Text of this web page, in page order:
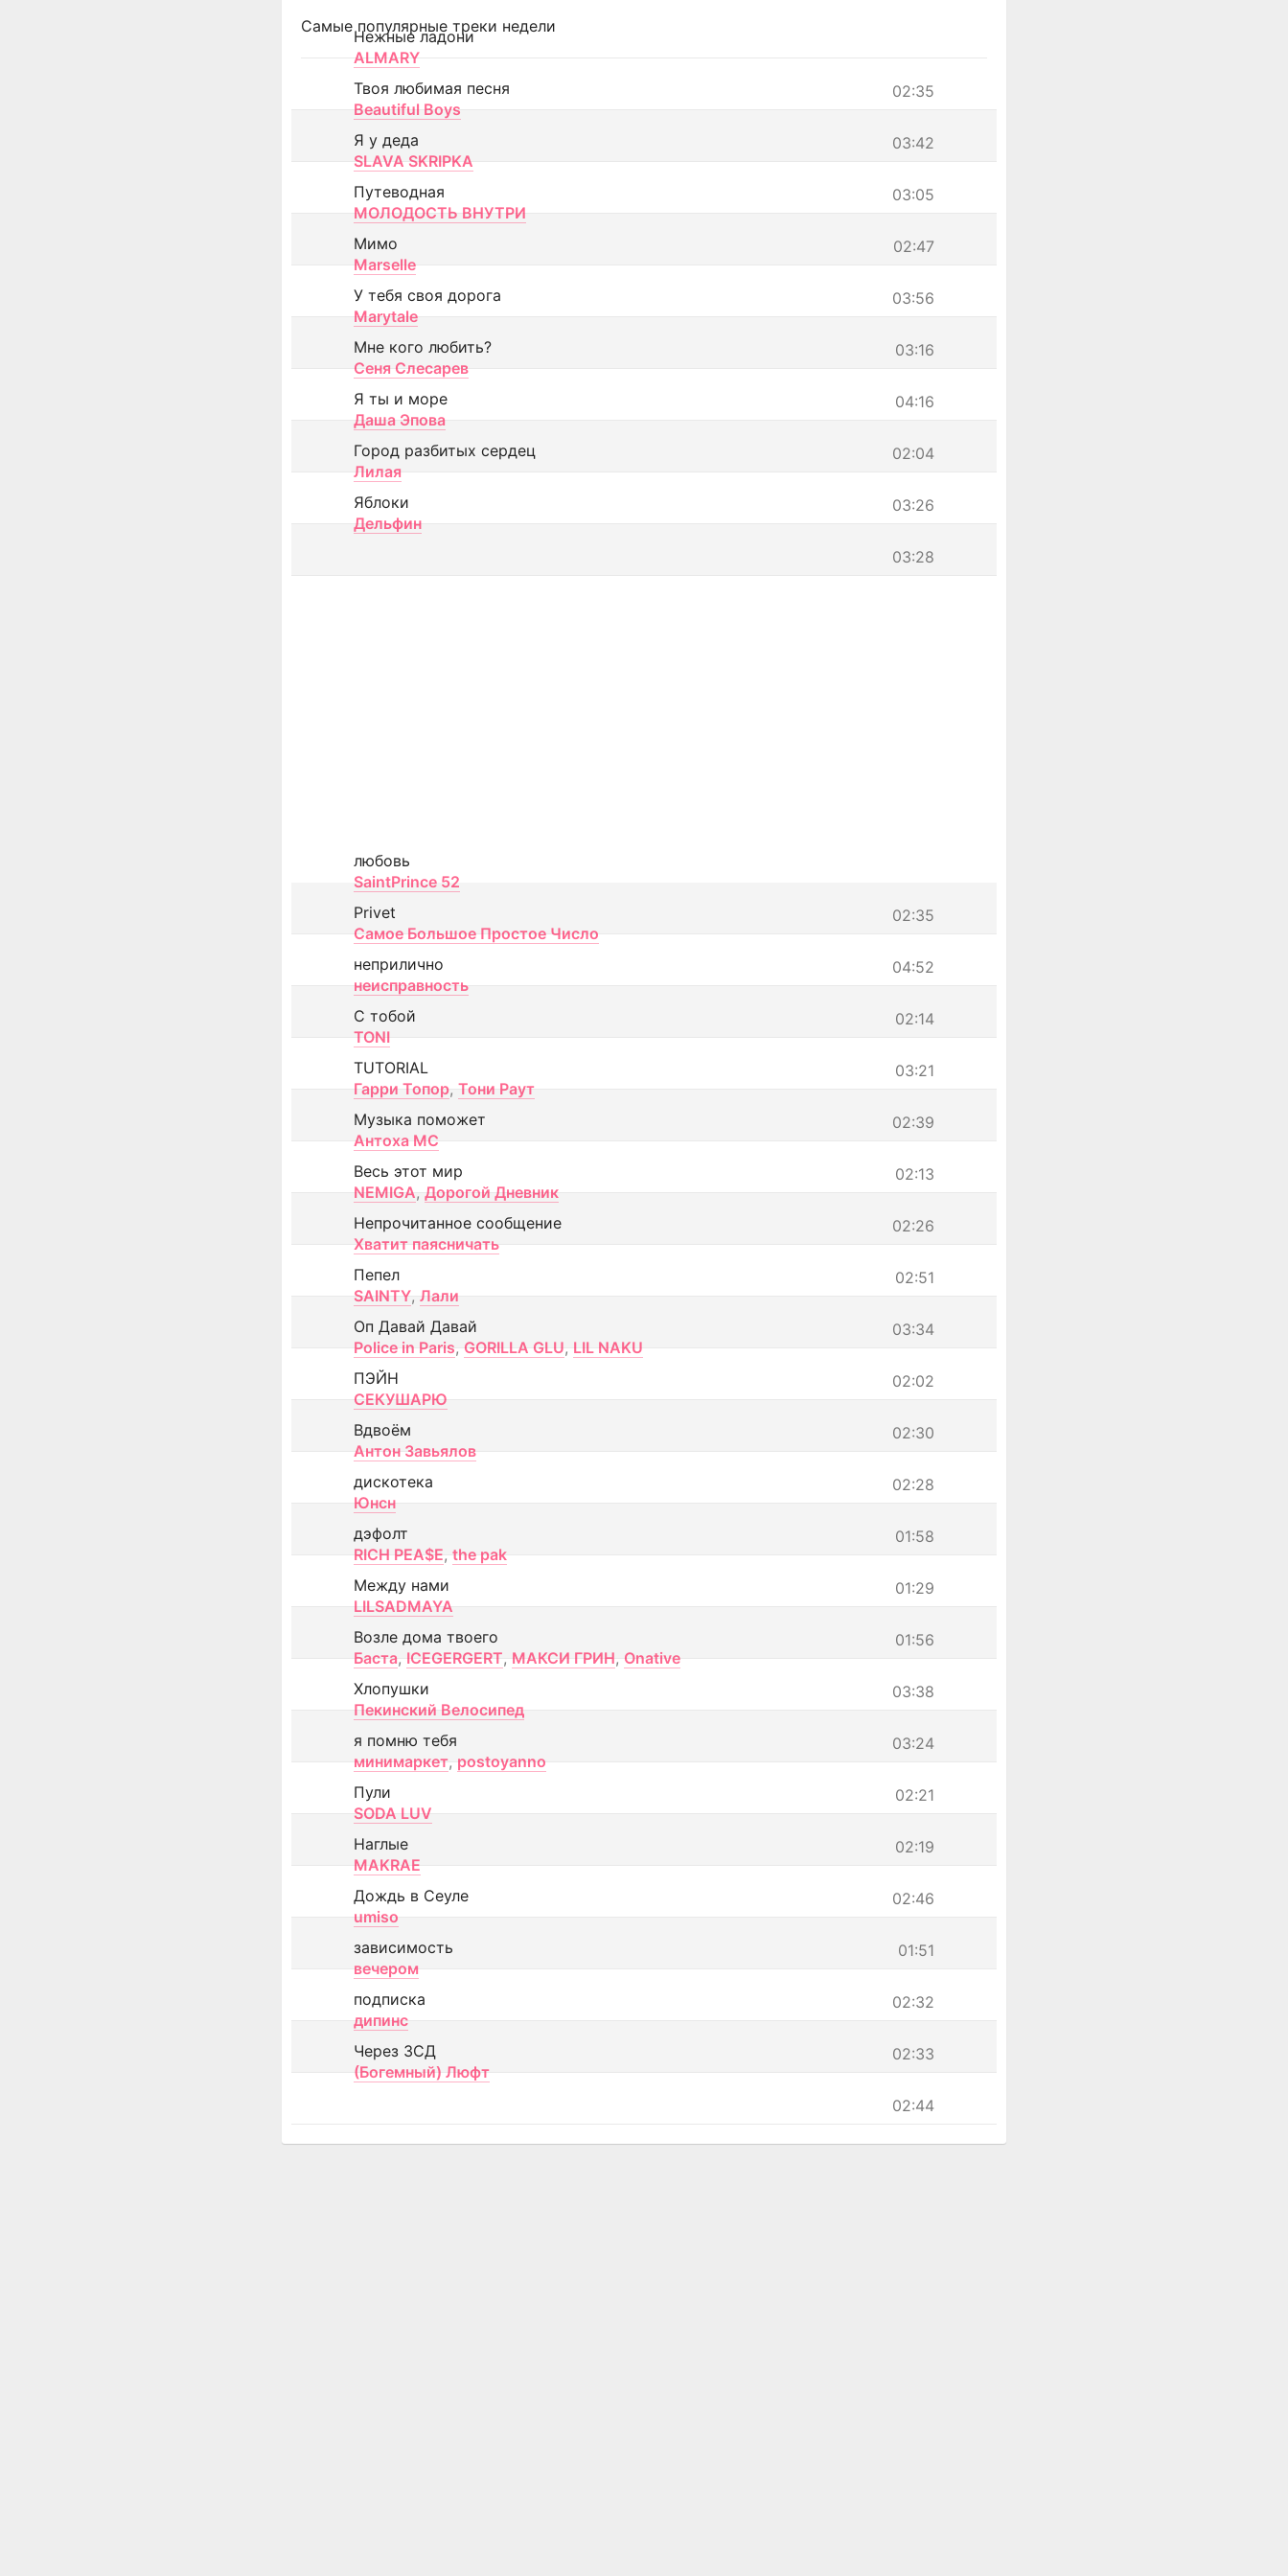
Самые популярные треки недели
Нежные ладони
ALMARY
02:35
Твоя любимая песня
Beautiful Boys
03:42
Я у деда
SLAVA SKRIPKA
03:05
Путеводная
МОЛОДОСТЬ ВНУТРИ
02:47
Мимо
Marselle
03:56
У тебя своя дорога
Marytale
03:16
Мне кого любить?
Сеня Слесарев
04:16
Я ты и море
Даша Эпова
02:04
Город разбитых сердец
Лилая
03:26
Яблоки
Дельфин
03:28
любовь
SaintPrince 52
02:35
Privet
Самое Большое Простое Число
04:52
неприлично
неисправность
02:14
С тобой
TONI
03:21
TUTORIAL
Гарри Топор, Тони Раут
02:39
Музыка поможет
Антоха МС
02:13
Весь этот мир
NEMIGA, Дорогой Дневник
02:26
Непрочитанное сообщение
Хватит паясничать
02:51
Пепел
SAINTY, Лали
03:34
Оп Давай Давай
Police in Paris, GORILLA GLU, LIL NAKU
02:02
ПЭЙН
СЕКУШАРЮ
02:30
Вдвоём
Антон Завьялов
02:28
дискотека
Юнсн
01:58
дэфолт
RICH PEA$E, the pak
01:29
Между нами
LILSADMAYA
01:56
Возле дома твоего
Баста, ICEGERGERT, МАКСИ ГРИН, Onative
03:38
Хлопушки
Пекинский Велосипед
03:24
я помню тебя
минимаркет, postoyanno
02:21
Пули
SODA LUV
02:19
Наглые
MAKRAE
02:46
Дождь в Сеуле
umiso
01:51
зависимость
вечером
02:32
подписка
дипинс
02:33
Через ЗСД
(Богемный) Люфт
02:44